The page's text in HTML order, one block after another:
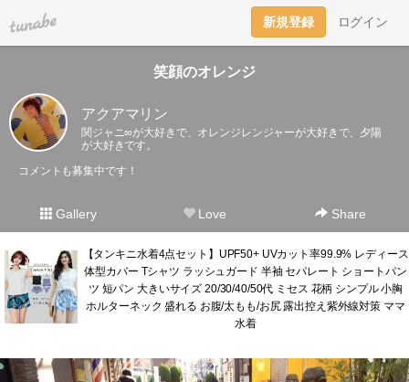
tuna.be 新規登録 ログイン
笑顔のオレンジ
アクアマリン
関ジャニ∞が大好きで、オレンジレンジャーが大好きで、夕陽
が大好きです。
コメントも募集中です！
Gallery Love Share
【タンキニ水着4点セット】UPF50+ UVカット率99.9% レディース
体型カバー Tシャツ ラッシュガード 半袖 セパレート ショートパン
ツ 短パン 大きいサイズ 20/30/40/50代 ミセス 花柄 シンプル 小胸
ホルターネック 盛れる お腹/太もも/お尻 露出控え紫外線対策 ママ
水着